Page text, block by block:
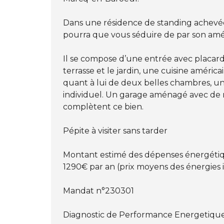
Dans une résidence de standing
pourra que vous séduire de par son
Il se compose d’une entrée avec
terrasse et le jardin, une cuisine
quant à lui de deux belles chambres,
individuel. Un garage aménagé avec
complètent ce bien.
Pépite à visiter sans tarder
Montant estimé des dépenses
1290€ par an (prix moyens des
Mandat n°230301
Diagnostic de Performance